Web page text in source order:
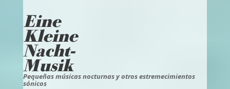
Eine
Kleine
Nacht-
Musik
Pequeñas músicas nocturnas y otros estremecimientos
sónicos